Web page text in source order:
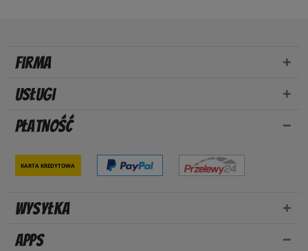
Firma
Usługi
Płatność
Karta kredytowa
Wysyłka
Apps